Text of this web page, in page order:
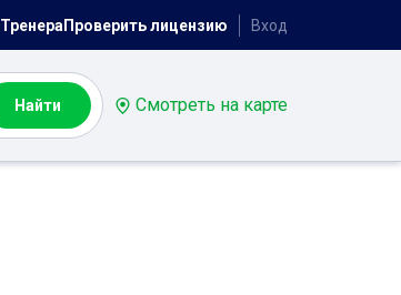
ТренераПроверить лицензию Вход
Найти Смотреть на карте